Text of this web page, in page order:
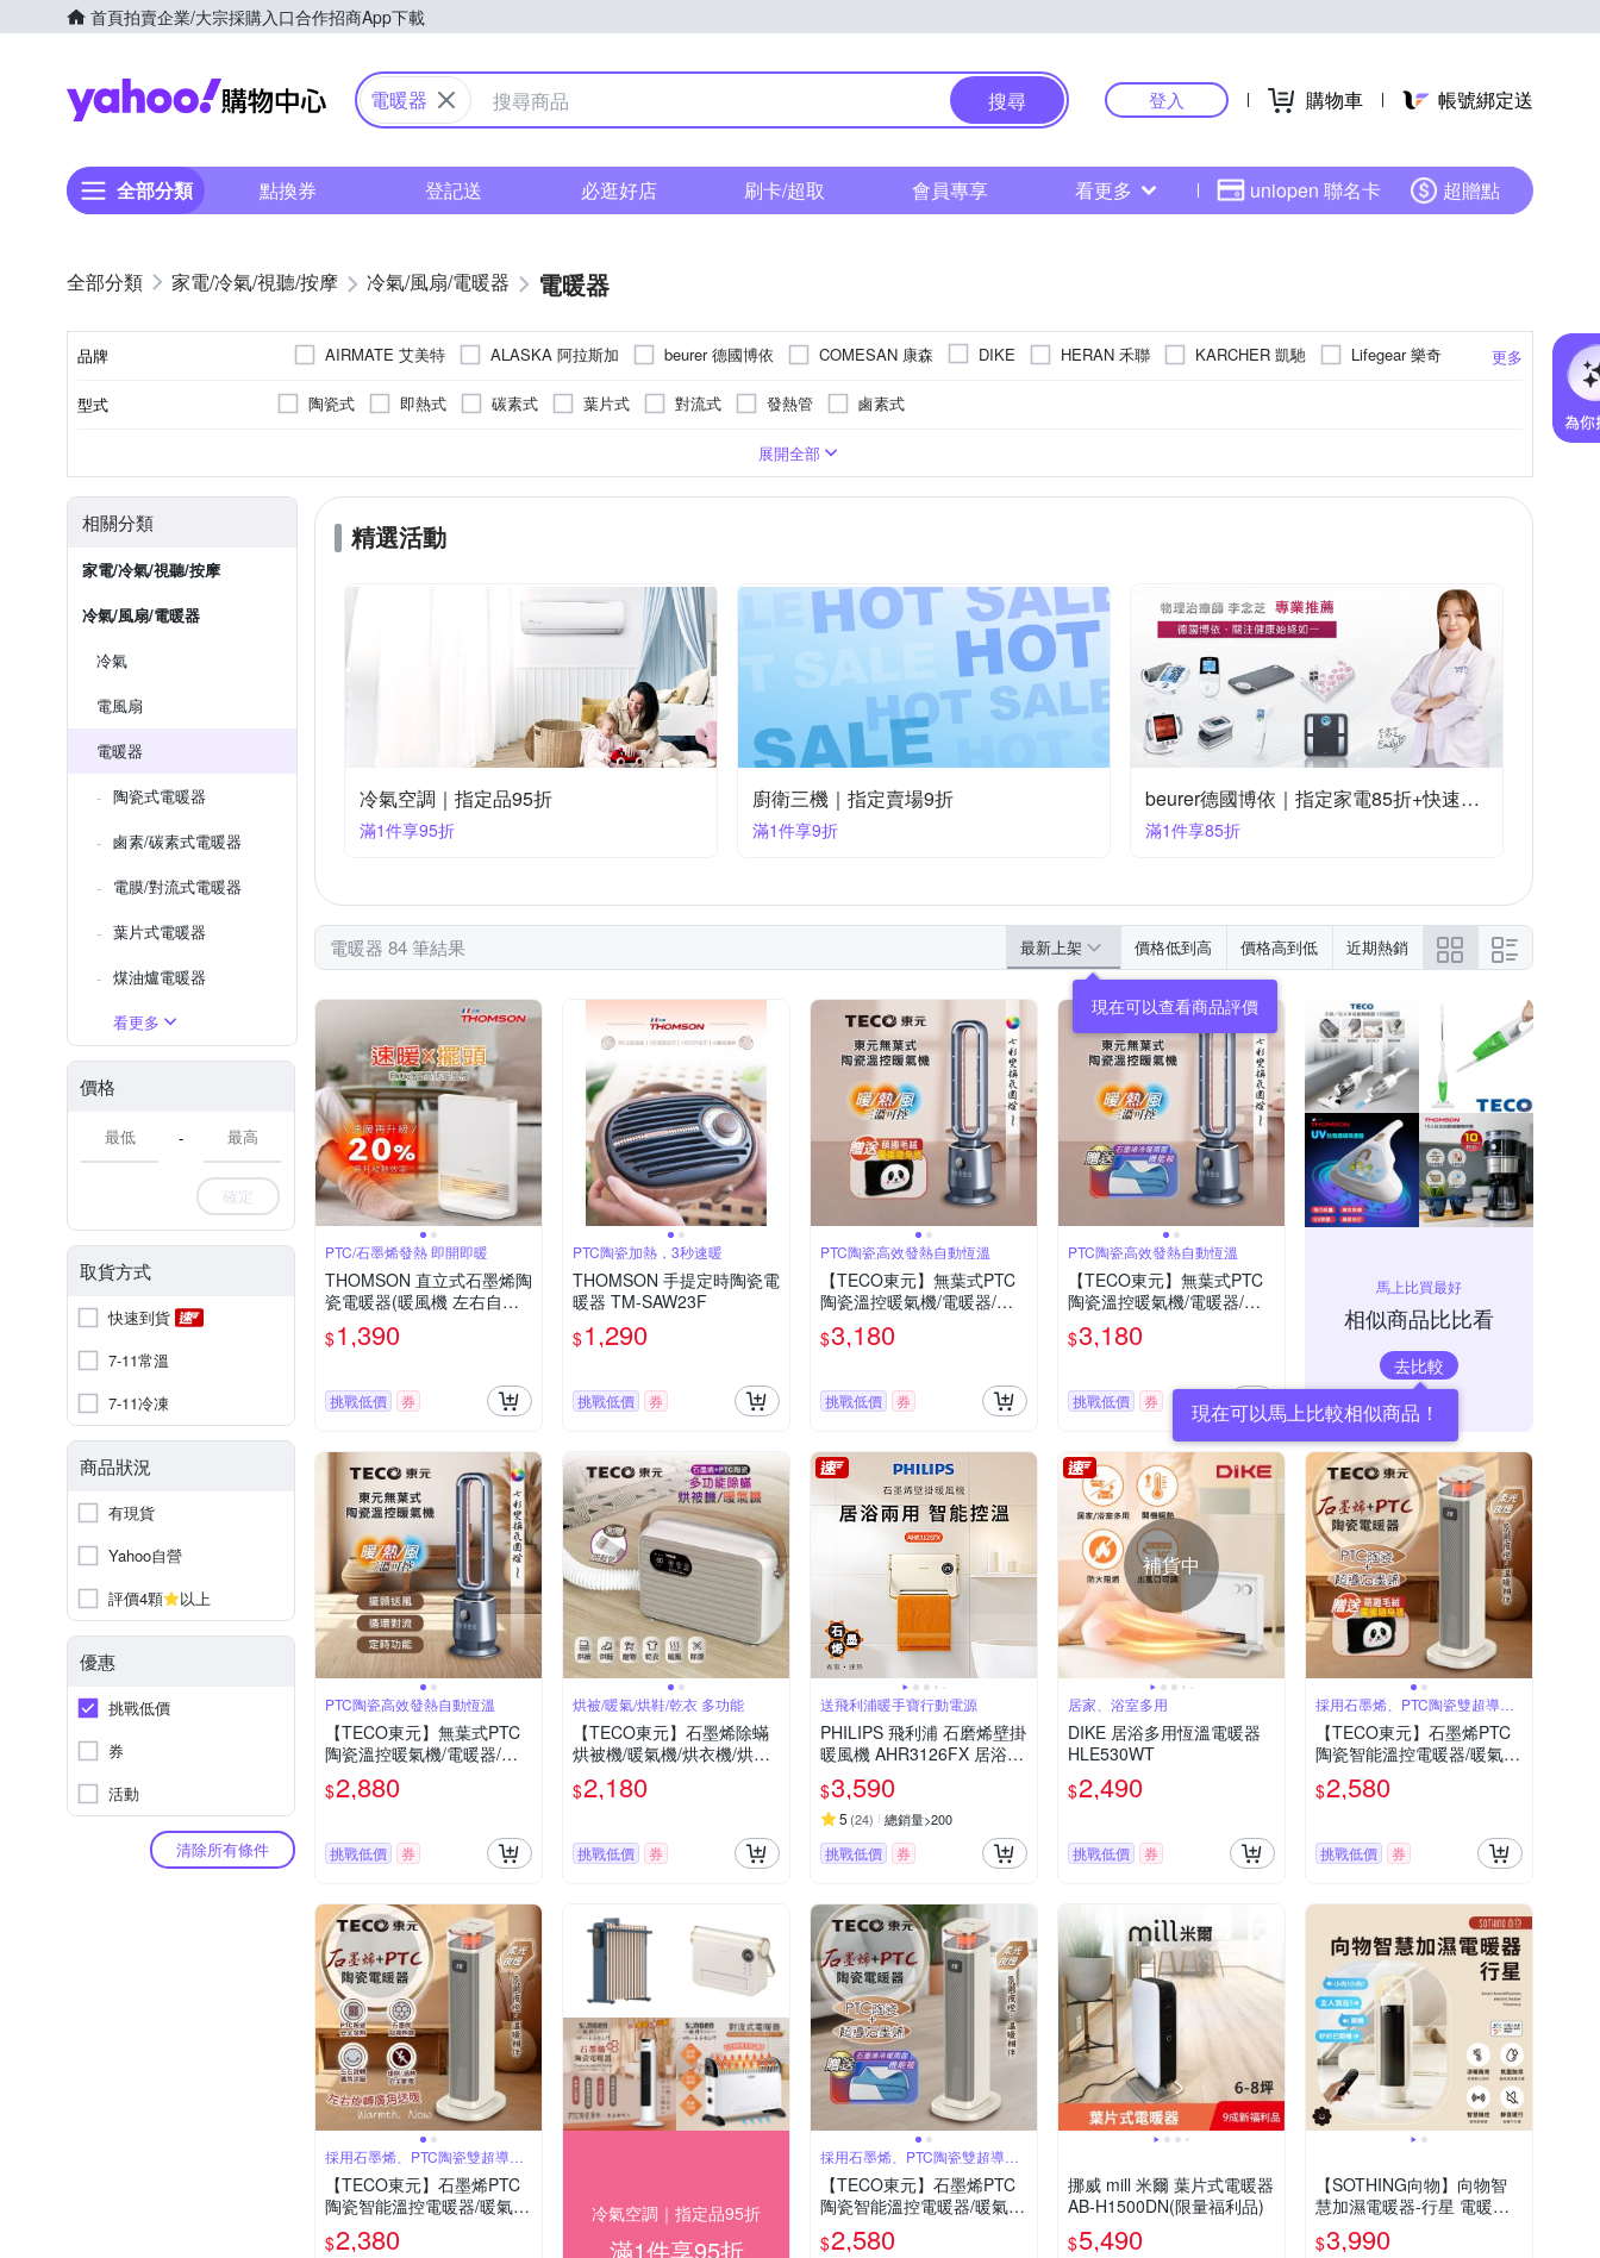
首頁拍賣企業/大宗採購入口合作招商App下載
Yahoo購物中心
電暖器 搜尋 登入 購物車 帳號綁定送
全部分類 點換券 登記送 必逛好店 刷卡/超取 會員專享 看更多 uniopen 聯名卡 超贈點
家電/冷氣/視聽/按摩 冷氣/風扇/電暖器 電暖器
品牌 更多
AIRMATE 艾美特 ALASKA 阿拉斯加 beurer 德國博依 COMESAN 康森 DIKE HERAN 禾聯 KARCHER 凱馳
Lifegear 樂奇
Mitsubishi 三菱
MAYLINK 美菱 mill Panasonic 國際牌 PHILIPS 飛利浦
良將
型式 陶瓷式 即熱式 碳素式 葉片式 對流式 發熱管 鹵素式
展開全部
相關分類
家電/冷氣/視聽/按摩
冷氣/風扇/電暖器
冷氣
電風扇
電暖器
陶瓷式電暖器
鹵素/碳素式電暖器
電膜/對流式電暖器
葉片式電暖器
煤油爐電暖器
看更多
價格
-
確定
取貨方式
快速到貨
7-11常溫
7-11冷凍
商品狀況
有現貨
Yahoo自營
評價4顆
以上
優惠
挑戰低價
券
活動
清除所有條件
精選活動
冷氣空調｜指定品95折
滿1件享95折
廚衛三機｜指定賣場9折
滿1件享9折
beurer德國博依｜指定家電85折+快速到貨
滿1件享85折
電暖器 84 筆結果 最新上架 價格低到高 價格高到低 近期熱銷
PTC/石墨烯發熱 即開即暖
THOMSON 直立式石墨烯陶
瓷電暖器(暖風機 左右自動
TM-SAW37F)
$1,390
挑戰低價 券
PTC陶瓷加熱，3秒速暖
THOMSON 手提定時陶瓷電
暖器 TM-SAW23F
$1,290
挑戰低價 券
PTC陶瓷高效發熱自動恆溫
【TECO東元】無葉式PTC
陶瓷溫控暖氣機/電暖器/電
暖爐(XYFYN3009CBB+電
暖寶)
$3,180
挑戰低價 券
PTC陶瓷高效發熱自動恆溫
【TECO東元】無葉式PTC
陶瓷溫控暖氣機/電暖器/電
暖爐(XYFYN3009CBB+機
能被)
$3,180
挑戰低價 券
馬上比買最好
相似商品比比看
去比較
現在可以馬上比較相似商品！
PTC陶瓷高效發熱自動恆溫
【TECO東元】無葉式PTC
陶瓷溫控暖氣機/電暖器/電
暖爐(XYFYN3009CBB)
$2,880
挑戰低價 券
烘被/暖氣/烘鞋/乾衣 多功能
【TECO東元】石墨烯除蟎
烘被機/暖氣機/烘衣機/烘鞋
機(XYFYQ002)(附贈烘鞋
管)
$2,180
挑戰低價 券
送飛利浦暖手寶行動電源
PHILIPS 飛利浦 石磨烯壁掛
暖風機 AHR3126FX 居浴兩
用 (快速到貨)
$3,590
5 (24) 總銷量>200
挑戰低價 券
補貨中
居家、浴室多用
DIKE 居浴多用恆溫電暖器
HLE530WT
$2,490
挑戰低價 券
採用石墨烯、PTC陶瓷雙超導熱
體
【TECO東元】石墨烯PTC
陶瓷智能溫控電暖器/暖氣機
(XYFYN3005CBW+電暖隨
身寶)
$2,580
挑戰低價 券
採用石墨烯、PTC陶瓷雙超導熱
體
【TECO東元】石墨烯PTC
陶瓷智能溫控電暖器/暖氣機
(XYFYN3005CBW)
$2,380
冷氣空調｜指定品95折
滿1件享95折
採用石墨烯、PTC陶瓷雙超導熱
體
【TECO東元】石墨烯PTC
陶瓷智能溫控電暖器/暖氣機
(XYFYN3005CBW+石墨烯
機能被)
$2,580
挪威 mill 米爾 葉片式電暖器
AB-H1500DN(限量福利品)
$5,490
【SOTHING向物】向物智
慧加濕電暖器-行星 電暖器
暖風機 暖氣機 暖爐 暖風扇
禮物
$3,990